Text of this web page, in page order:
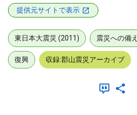
提供元サイトで表示
東日本大震災 (2011) 震災への備え
復興 収録:郡山震災アーカイブ